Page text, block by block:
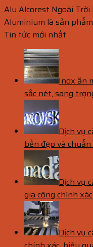
Alu Alcorest Ngoài
Aluminium là sản
Tin tức mới nhất
Inox ăn
sắc nét, sang
Dịch vụ
bền đẹp và
Dịch vụ
gia công chính
Dịch vụ